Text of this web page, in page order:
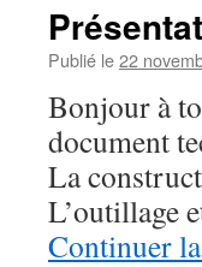
Publié le22
Bonjour à
document
La
L’outillage
Continuer